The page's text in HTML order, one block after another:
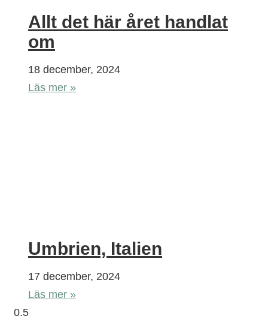
Allt det här året handlat
om
18 december, 2024
Läs mer »
Umbrien, Italien
17 december, 2024
Läs mer »